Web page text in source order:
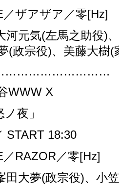
ザアザア／零[Hz]
河元気(左馬之助役)
(政宗役)、美藤大樹(
WWW X
夜」
START 18:30
RAZOR／零[Hz]
田大夢(政宗役)、小